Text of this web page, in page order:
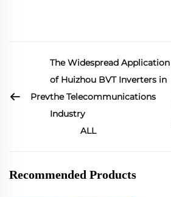
Prev
The Widespread Application
of Huizhou BVT Inverters in
the Telecommunications
Industry
ALL
Recommended Products